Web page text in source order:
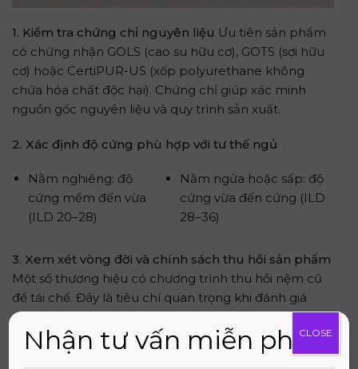
1. Kiểm tra chứng chỉ nguyên liệu Ưu tiên sản phẩm
có chứng nhận GOLS (cao su hữu cơ), GOTS (sợi hữu
cơ) hoặc CertiPUR-US (xốp polyurethane không
chứa hóa chất độc hại). Chứng chỉ giúp xác minh
nguồn gốc nguyên liệu và quy trình sản xuất.
2. Xác định độ cứng phù hợp với tư thế ngủ
Nằm nghiêng: độ
cứng mềm đến vừa
(ILD 20–28)
Nằm ngửa hoặc sấp: độ
cứng vừa đến cứng (ILD
28–36)
3. Xem xét vòng đời và chính sách thu hồi sản phẩm
Một số thương hiệu có chương trình thu hồi nệm cũ
để tái chế. Đây là tiêu chí quan trọng khi đánh giá
mức độ bền vững thực sự của sản phẩm.
Mua nệm thân thiện môi trường tại
Nhận tư vấn miễn phíCLOSE